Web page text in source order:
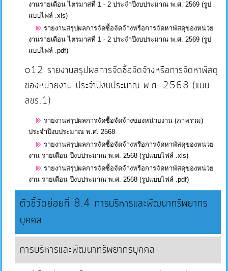
ข้อมูล
การ
ติดต่อ
งานรายเดือน ไตรมาสที่ 1 - 2 ประจำปีงบประมาณ พ.ศ. 2569 (รูป
แบบไฟล์ .xls)
รายงานสรุปผลการจัดซื้อจัดจ้างหรือการจัดหาพัสดุของหน่วย
งานรายเดือน ไตรมาสที่ 1 - 2 ประจำปีงบประมาณ พ.ศ. 2569 (รูป
แบบไฟล์ .pdf)
o12 รายงานสรุปผลการจัดซื้อจัดจ้างหรือการจัดหาพัสดุ
ของหน่วยงาน ประจำปีงบประมาณ พ.ศ. 2568 (แบบ
สขร.1)
รายงานสรุปผลการจัดซื้อจัดจ้างของหน่วยงาน (ภาพรวม)
ประจำปีงบประมาณ พ.ศ. 2568
รายงานสรุปผลการจัดซื้อจัดจ้างหรือการจัดหาพัสดุของหน่วย
งาน รายเดือน ปีงบประมาณ พ.ศ. 2568 (รูปแบบไฟล์ .xls)
รายงานสรุปผลการจัดซื้อจัดจ้างหรือการจัดหาพัสดุของหน่วย
งาน รายเดือน ปีงบประมาณ พ.ศ. 2568 (รูปแบบไฟล์ .pdf)
ตัวชี้วัดย่อยที่ 8.4 การบริหารและพัฒนาทรัพยากร
บุคคล
การบริหารและพัฒนาทรัพยากรบุคคล